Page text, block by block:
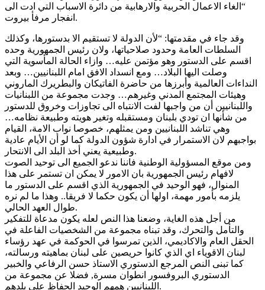
“الغاء الاعمال الحربية والارهابية من دائرة الاسباب التي ادت الى
انفجار مرفأ بيروت.
وقد جاء في مقدمتها: “لأن الدولة لا تستقيم الا بدستورها، وكذلك
السلطات العامة وحدود صلاحياتها، ولان رئيس الجمهورية وحده
اقسم على الدستور وهو مؤتمن عليه… وازاء الحالة المأسوية التي
وصلت اليها البلاد… ومع انسداد الافق امام اللبنانيين… وبعد
النداءات العالمية وأبرزها من حاضرة الفاتيكان والبطريرك الماروني
وهيئات المجتمع المدني وغيرهم… وجدت مجموعة من اللبنانيات
واللبنانيين أن من واجبها لفت الانتباه الى تجاوزات وخروق للدستور
من شأنها ان تودي بلبنان ومستقبله وتغير هويته وطبيعة نظامه…
وهي تناشد اللبنانيين ومن يمثلهم، خصوصا نواب الامة، القيام
بواجبهم لان الاستمرار في ادارة شؤون الدولة كما لو أن الأيام عادية
وطبيعية يعني أخذ البلد الى الانتحار.
ومن موقع المسؤولية الوطنية فاننا ندعو الجميع الى توحيد الصوت
لافهام رئيس الجمهورية بان الامور لا يمكن ان تستمر على هذا
المنوال، فهو الوحيد في الجمهورية الذي اقسم على الدستور ما
يلزمه بأمور مهمة، اولها أن يكون حكما لا فريقا.. وهذا ما لم نره
طوال العهد الحالي.
من أجل هذه الغاية، وضعنا هذا النص لعله يكون مدعاة للتفكير
والتأمل والتحرك، وقد تبناه مجموعة من الشخصيات الفاعلة في
الحقل العام والاكاديمي، الذين تمرسوا في الحوكمة في عهد رؤساء
لبنان الاقوياء اي الذي كانوا حريصين على لبنان بماهيته ورسالته،
كما تبنى النص المرجع الدستوري الاستاذ حسن الرفاعي والخبير
الدستوري البروفسور انطوان مسرة, فضلا عن مجموعة من
اللبنانيين همهم الوحيد الحفاظ على بلدهم.